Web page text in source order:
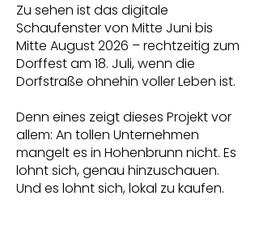
Zu sehen ist das digitale
Schaufenster von Mitte Juni bis
Mitte August 2026 – rechtzeitig zum
Dorffest am 18. Juli, wenn die
Dorfstraße ohnehin voller Leben ist.
Denn eines zeigt dieses Projekt vor
allem: An tollen Unternehmen
mangelt es in Hohenbrunn nicht. Es
lohnt sich, genau hinzuschauen.
Und es lohnt sich, lokal zu kaufen.